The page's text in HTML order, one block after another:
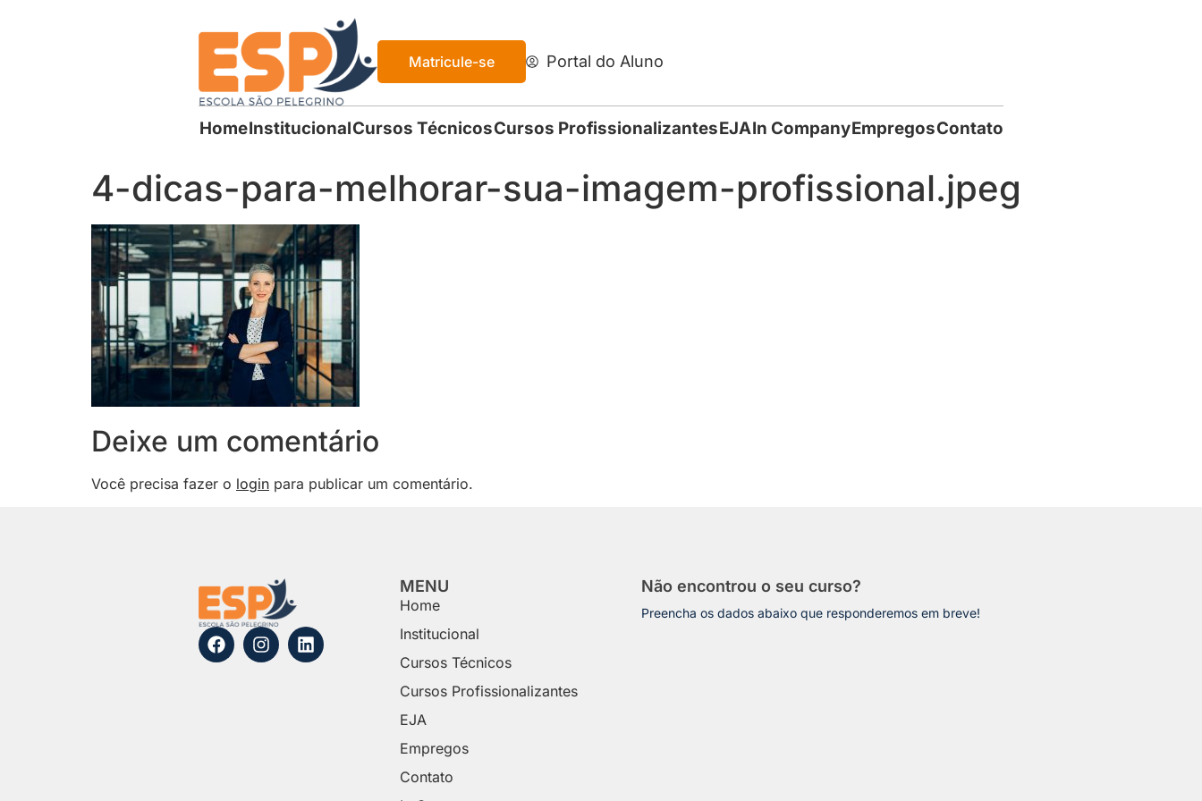
Matricule-se Portal do Aluno
HomeInstitucionalCursos TécnicosCursos ProfissionalizantesEJAIn CompanyEmpregosContato
4-dicas-para-melhorar-sua-imagem-profissional.jpeg
Deixe um comentário
Você precisa fazer o login para publicar um comentário.
MENU
Home
Institucional
Cursos Técnicos
Cursos Profissionalizantes
EJA
Empregos
Contato
Não encontrou o seu curso?
Preencha os dados abaixo que responderemos em breve!